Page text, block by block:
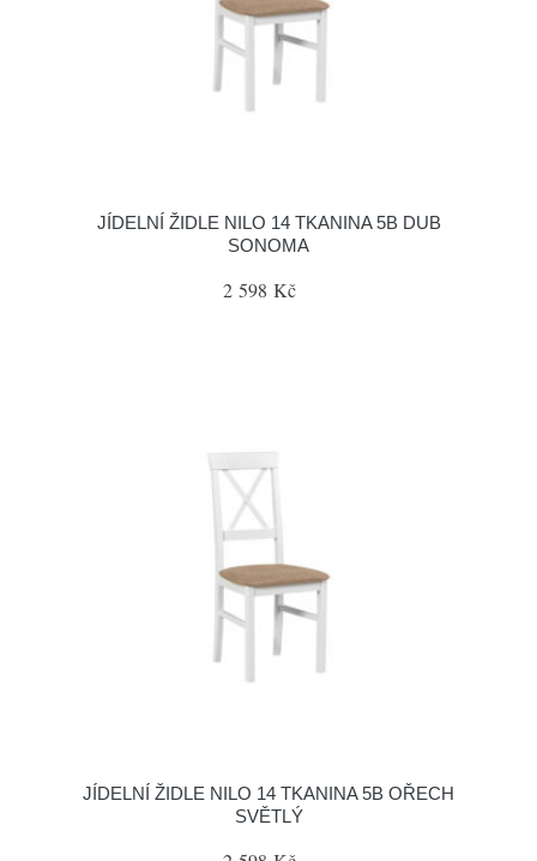
JÍDELNÍ ŽIDLE NILO 14 TKANINA 5B DUB
SONOMA
2 598 Kč
JÍDELNÍ ŽIDLE NILO 14 TKANINA 5B OŘECH
SVĚTLÝ